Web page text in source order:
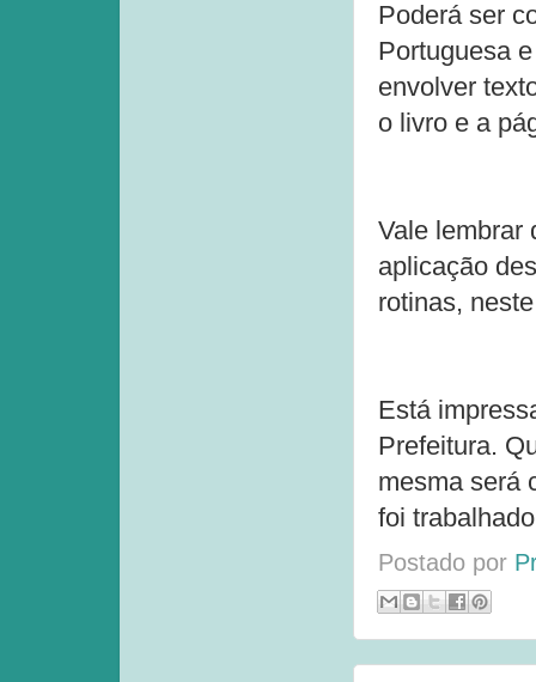
Poderá ser
Portuguesa
envolver
o livro e a
Vale lembrar
aplicação
rotinas,
Está
Prefeitura.
mesma será
foi
Postado por